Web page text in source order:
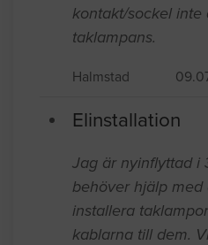
kontakt/sockel inte
taklampans.
Halmstad
Elinstallation
Jag är nyinflyttad i
behöver hjälp med
installera
kablarna till dem.